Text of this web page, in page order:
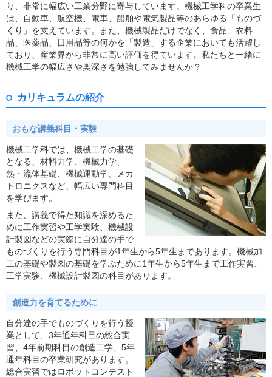
り、非常に幅広い工業分野に寄与しています。機械工学科の卒業生
は、自動車、航空機、電車、船舶や電気製品等のあらゆる「ものづ
くり」を支えています。また、機械製品だけでなく、食品、衣料
品、医薬品、日用品等の何かを「製造」する企業においても活躍し
ており、産業界から非常に高い評価を得ています。私たちと一緒に
機械工学の幅広さや奥深さを勉強してみませんか？
カリキュラムの紹介
おもな講義科目・実験
機械工学科では、機械工学の基礎
となる、材料力学、機械力学、
熱・流体基礎、機械運動学、メカ
トロニクスなど、幅広い専門科目
を学びます。
また、講義で得た知識を深めるた
めに工作実習や工学実験、機械設
計製図などの実際に自分達の手で
ものづくりを行う専門科目が1年生から5年生まであります。機械加
工の基礎や製図の基礎を学ぶために1年生から5年生まで工作実習、
工学実験、機械設計製図の科目があります。
創造力を育てるために
自分達の手でものづくりを行う授
業として、3年通年科目の総合実
習、4年前期科目の創造工学、5年
通年科目の卒業研究があります。
総合実習ではロボットコンテスト